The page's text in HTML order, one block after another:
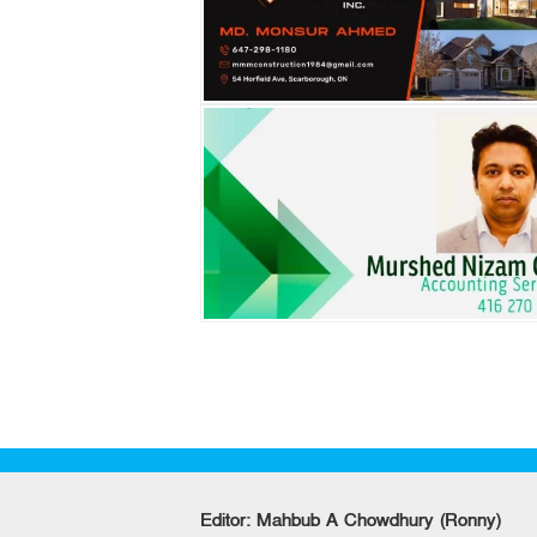
Editor: Mahbub A Chowdhury (Ronny)